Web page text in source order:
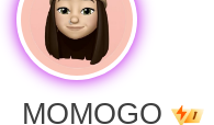
MOMOGO